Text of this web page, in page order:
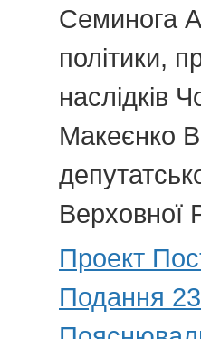
Семинога
політики,
наслідків
Макеєнко
Верховної
Проект
Подання